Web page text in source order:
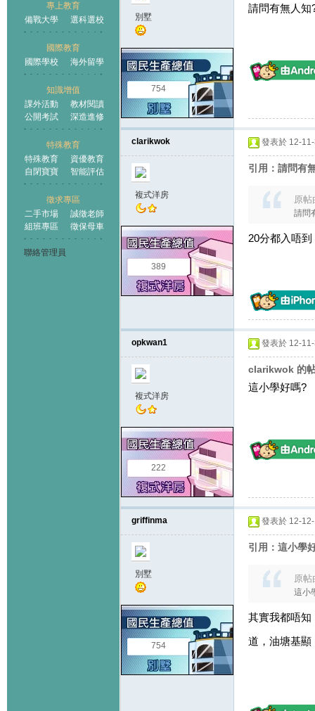
專上教育
備戰大學
選科選校
國際教育
國際學校
海外留學
知識增值
課外活動
教材閱讀
公開考試
深造進修
特殊教育
特殊教育
資優教育
自閉寶寶
智能評估
徵求專區
二手市場
誠徵老師
組班專區
徵保母車
聯絡管理員
別墅
754
請問有無人知
clarikwok
複式洋房
389
發表於 12-
引用：請問有
原
請問
20分都入唔到
opkwan1
複式洋房
222
發表於 12-
clarikwok 的
這小學好嗎?
griffinma
別墅
754
發表於 12-
引用：這小學
原
這小
其實我都唔知
道，油塘基顯